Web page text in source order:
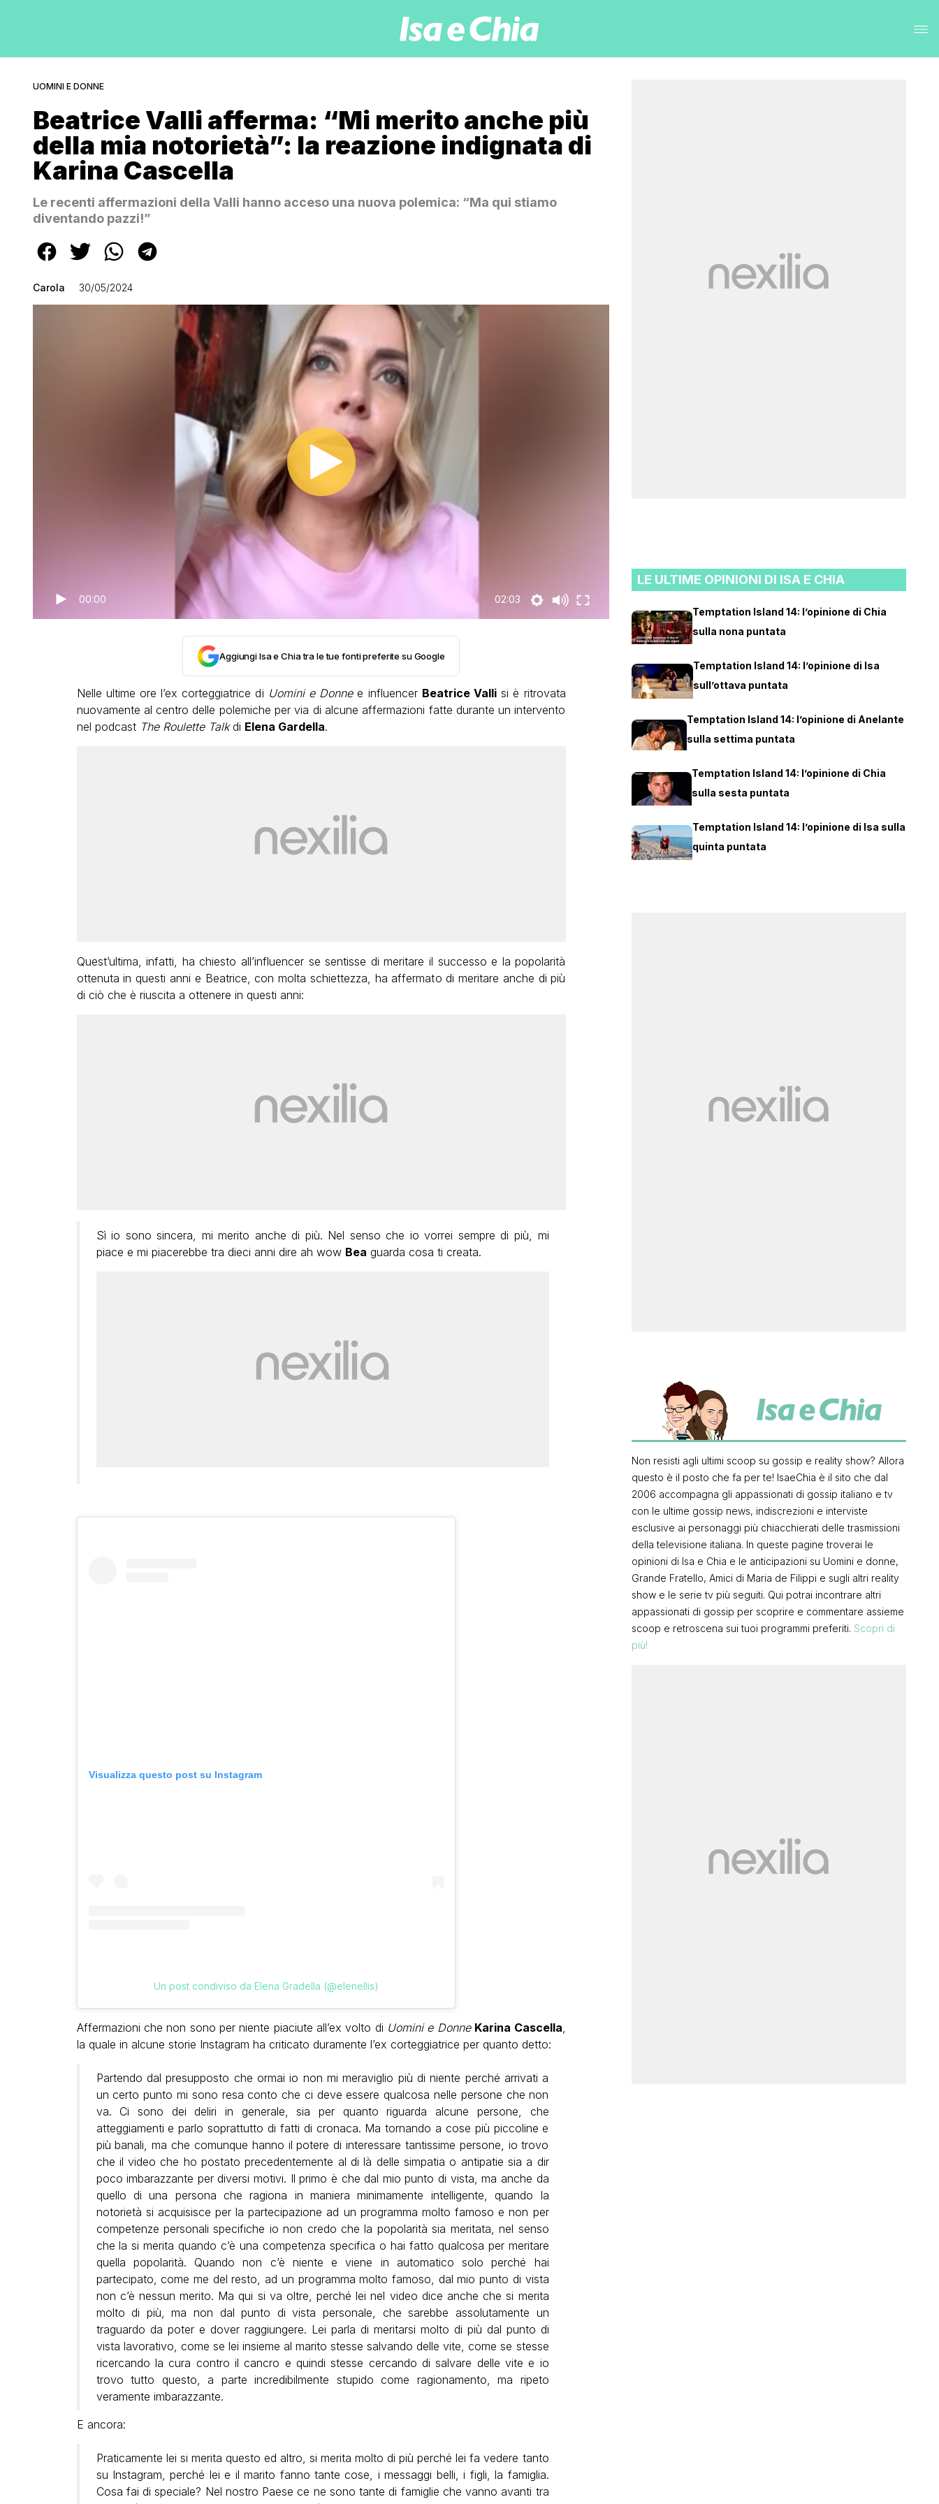
UOMINI E DONNE
Beatrice Valli afferma: “Mi merito anche più
della mia notorietà”: la reazione indignata di
Karina Cascella
Le recenti affermazioni della Valli hanno acceso una nuova polemica: “Ma qui stiamo
diventando pazzi!”
Carola 30/05/2024
00:00 02:03
Aggiungi Isa e Chia tra le tue fonti preferite su Google
Nelle ultime ore l’ex corteggiatrice di Uomini e Donnee influencer Beatrice Vallisi è ritrovata
nuovamente al centro delle polemiche per via di alcune affermazioni fatte durante un intervento
nel podcastThe Roulette Talkdi Elena Gardella.
Quest’ultima, infatti, ha chiesto all’influencer se sentisse di meritare il successo e la popolarità
ottenuta in questi anni e Beatrice, con molta schiettezza, ha affermato di meritare anche di più
di ciò che è riuscita a ottenere in questi anni:
Sì io sono sincera, mi merito anche di più. Nel senso che io vorrei sempre di più, mi
piace e mi piacerebbe tra dieci anni dire ah wow Bea guarda cosa ti creata.
Visualizza questo post su Instagram
Un post condiviso da Elena Gradella (@elenellis)
Affermazioni che non sono per niente piaciute all’ex volto di Uomini e Donne Karina Cascella
la quale in alcune storie Instagram ha criticato duramente l’ex corteggiatrice per quanto detto:
Partendo dal presupposto che ormai io non mi meraviglio più di niente perché arrivati a
un certo punto mi sono resa conto che ci deve essere qualcosa nelle persone che non
va. Ci sono dei deliri in generale, sia per quanto riguarda alcune persone, che
atteggiamenti e parlo soprattutto di fatti di cronaca. Ma tornando a cose più piccoline e
più banali, ma che comunque hanno il potere di interessare tantissime persone, io trovo
che il video che ho postato precedentemente al di là delle simpatia o antipatie sia a dir
poco imbarazzante per diversi motivi. Il primo è che dal mio punto di vista, ma anche da
quello di una persona che ragiona in maniera minimamente intelligente, quando la
notorietà si acquisisce per la partecipazione ad un programma molto famoso e non per
competenze personali specifiche io non credo che la popolarità sia meritata, nel senso
che la si merita quando c’è una competenza specifica o hai fatto qualcosa per meritare
quella popolarità. Quando non c’è niente e viene in automatico solo perché hai
partecipato, come me del resto, ad un programma molto famoso, dal mio punto di vista
non c’è nessun merito. Ma qui si va oltre, perché lei nel video dice anche che si merita
molto di più, ma non dal punto di vista personale, che sarebbe assolutamente un
traguardo da poter e dover raggiungere. Lei parla di meritarsi molto di più dal punto di
vista lavorativo, come se lei insieme al marito stesse salvando delle vite, come se stesse
ricercando la cura contro il cancro e quindi stesse cercando di salvare delle vite e io
trovo tutto questo, a parte incredibilmente stupido come ragionamento, ma ripeto
veramente imbarazzante.
E ancora:
Praticamente lei si merita questo ed altro, si merita molto di più perché lei fa vedere tanto
su Instagram, perché lei e il marito fanno tante cose, i messaggi belli, i figli, la famiglia.
Cosa fai di speciale? Nel nostro Paese ce ne sono tante di famiglie che vanno avanti tra
LE ULTIME OPINIONI DI ISA E CHIA
Temptation Island 14: l’opinione di Chia
sulla nona puntata
Temptation Island 14: l’opinione di Isa
sull’ottava puntata
Temptation Island 14: l’opinione di Anelante
sulla settima puntata
Temptation Island 14: l’opinione di Chia
sulla sesta puntata
Temptation Island 14: l’opinione di Isa sulla
quinta puntata
Non resisti agli ultimi scoop su gossip e reality show? Allora
questo è il posto che fa per te! IsaeChia è il sito che dal
2006 accompagna gli appassionati di gossip italiano e tv
con le ultime gossip news, indiscrezioni e interviste
esclusive ai personaggi più chiacchierati delle trasmissioni
della televisione italiana. In queste pagine troverai le
opinioni di Isa e Chia e le anticipazioni su Uomini e donne,
Grande Fratello, Amici di Maria de Filippi e sugli altri reality
show e le serie tv più seguiti. Qui potrai incontrare altri
appassionati di gossip per scoprire e commentare assieme
scoop e retroscena sui tuoi programmi preferiti. Scopri di
più!